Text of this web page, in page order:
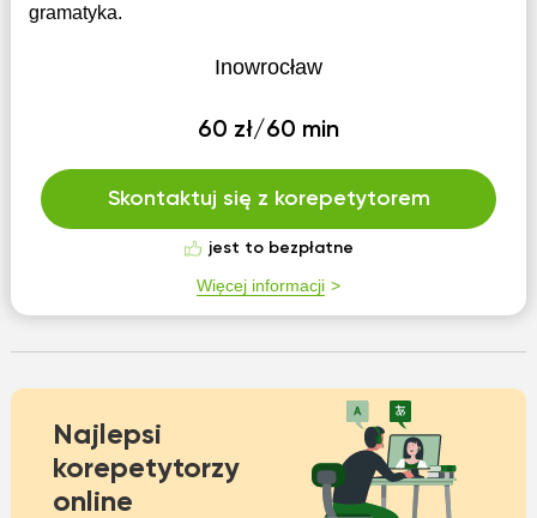
gramatyka.
Inowrocław
60 zł/60 min
Skontaktuj się z korepetytorem
jest to bezpłatne
Więcej informacji
Najlepsi
korepetytorzy
online